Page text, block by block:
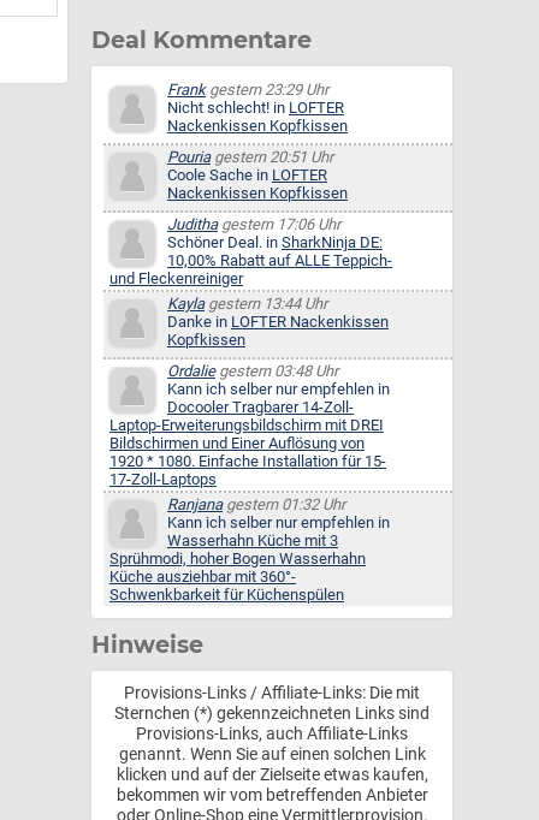
Deal Kommentare
Frankgestern 23:29 Uhr
Nicht schlecht! in LOFTER
Nackenkissen Kopfkissen
Pouriagestern 20:51 Uhr
Coole Sache in LOFTER
Nackenkissen Kopfkissen
Judithagestern 17:06 Uhr
Schöner Deal. in SharkNinja DE:
10,00% Rabatt auf ALLE Teppich-
und Fleckenreiniger
Kaylagestern 13:44 Uhr
Danke in LOFTER Nackenkissen
Kopfkissen
Ordaliegestern 03:48 Uhr
Kann ich selber nur empfehlen in
Docooler Tragbarer 14-Zoll-
Laptop-Erweiterungsbildschirm mit DREI
Bildschirmen und Einer Auflösung von
1920 * 1080. Einfache Installation für 15-
17-Zoll-Laptops
Ranjanagestern 01:32 Uhr
Kann ich selber nur empfehlen in
Wasserhahn Küche mit 3
Sprühmodi, hoher Bogen Wasserhahn
Küche ausziehbar mit 360°-
Schwenkbarkeit für Küchenspülen
Hinweise
Provisions-Links / Affiliate-Links: Die mit
Sternchen (*) gekennzeichneten Links sind
Provisions-Links, auch Affiliate-Links
genannt. Wenn Sie auf einen solchen Link
klicken und auf der Zielseite etwas kaufen,
bekommen wir vom betreffenden Anbieter